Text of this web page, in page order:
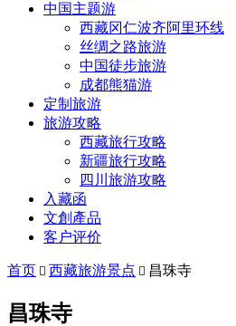
中国主题游
西藏冈仁波齐阿里环线
丝绸之路旅游
中国徒步旅游
成都熊猫游
定制旅游
旅游攻略
西藏旅行攻略
新疆旅行攻略
四川旅游攻略
入藏函
文創產品
客户评价
首页  西藏旅游景点  昌珠寺
昌珠寺